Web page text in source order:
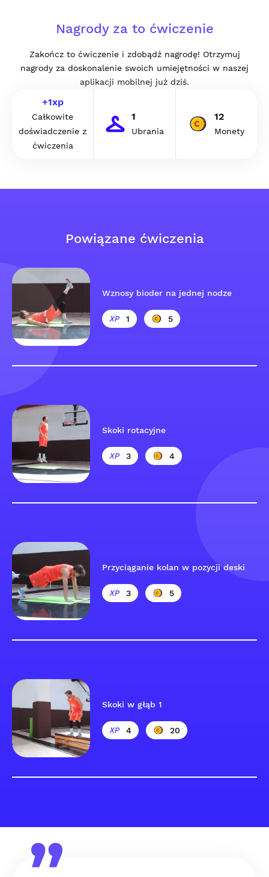
Nagrody za to ćwiczenie
Zakończ to ćwiczenie i zdobądź nagrodę! Otrzymuj
nagrody za doskonalenie swoich umiejętności w naszej
aplikacji mobilnej już dziś.
+1xp
Całkowite
doświadczenie z
ćwiczenia
1
Ubrania
12
Monety
Powiązane ćwiczenia
Wznosy bioder na jednej nodze
1 5
Skoki rotacyjne
3 4
Przyciąganie kolan w pozycji deski
3 5
Skoki w głąb 1
4 20